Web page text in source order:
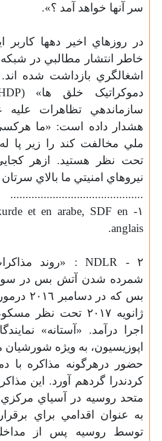
سر آنها خواهد آمد ؟».
در روزهاي اخير دهها کاربر
خاطر انتشار مطالبي در
اشغالگري بازداشت شده
دموکراتيک خلق ها» (
سازماندهي تظاهرات عليه
هشدار داده است: «ما
ملي مخالفت کند را زير پا
تحت نظر هستيد. ازهر کجايي
نيروهاي امنيتي ما بالاي
............................................
١-
et en arabe, SDF en
anglais
.
٢ - NDLR: «روند
شمرده شدن آتش بس در
بس که در
ژانويه ٢٠١٧ تحت نظر
اجرا درآمد. «آستانه»
اپوزيسيون، به ويژه
حضور درهرگونه مذاکره
کردندرا گردهم آورد. اين
متحد روسيه در آسياي
به عنوان اقدامي براي
توسط روسيه پس از